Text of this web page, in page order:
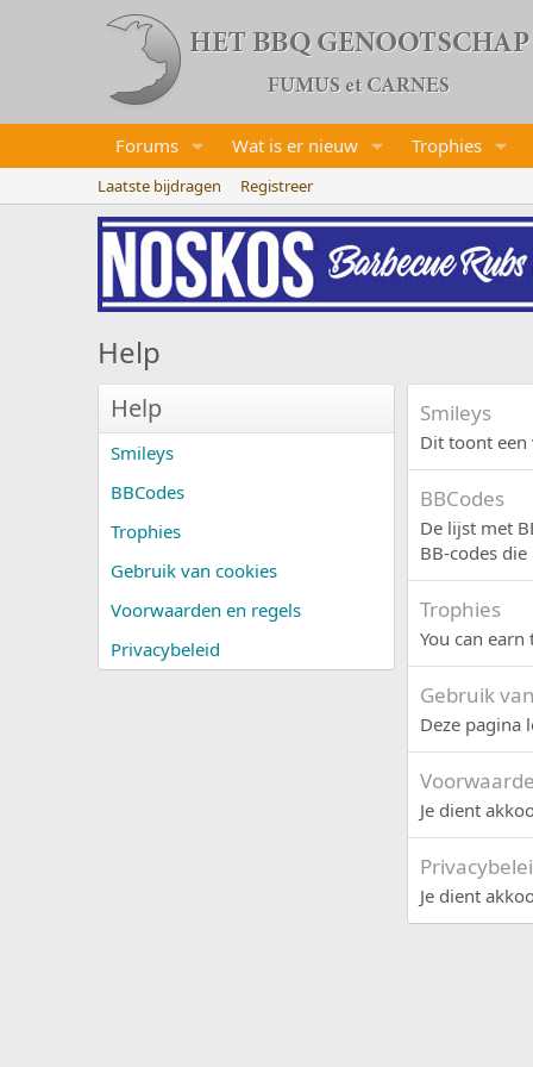
Forums Wat is er nieuw Trophies
Laatste bijdragen Registreer
Help
Help
Smileys
BBCodes
Trophies
Gebruik van cookies
Voorwaarden en regels
Privacybeleid
Smileys
Dit toont een
BBCodes
De lijst met
BB-codes
Trophies
You can
Gebruik
Deze pagina
Je dient
Je dient